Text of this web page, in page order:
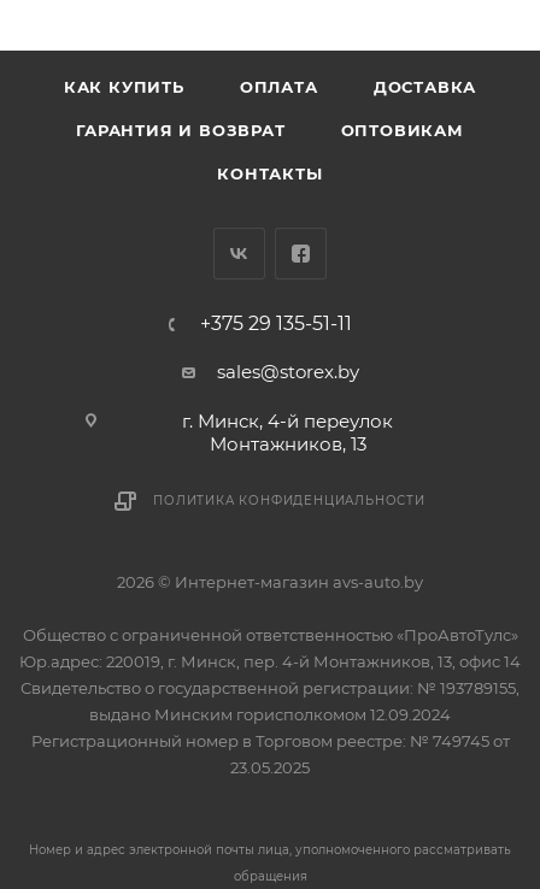
КАК КУПИТЬ ОПЛАТА ДОСТАВКА
ГАРАНТИЯ И ВОЗВРАТ ОПТОВИКАМ
КОНТАКТЫ
+375 29 135-51-11
sales@storex.by
г. Минск, 4-й переулок
Монтажников, 13
ПОЛИТИКА КОНФИДЕНЦИАЛЬНОСТИ
2026 © Интернет-магазин avs-auto.by
Общество с ограниченной ответственностью «ПроАвтоТулс»
Юр.адрес: 220019, г. Минск, пер. 4-й Монтажников, 13, офис 14
Свидетельство о государственной регистрации: № 193789155,
выдано Минским горисполкомом 12.09.2024
Регистрационный номер в Торговом реестре: № 749745 от
23.05.2025
Номер и адрес электронной почты лица, уполномоченного рассматривать
обращения